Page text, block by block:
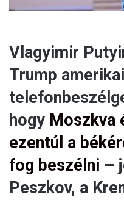
Vlagyimir
Trump
hogy Moszkva
ezentúl a
fog beszélni –
Peszkov, a